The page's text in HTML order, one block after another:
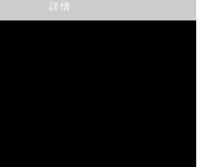
詳情